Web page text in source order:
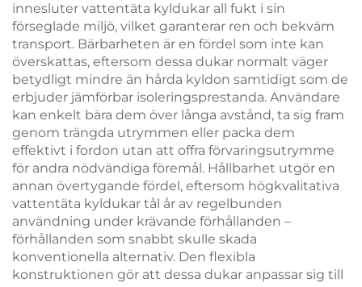
innesluter vattentäta kyldukar all fukt i sin
förseglade miljö, vilket garanterar ren och bekväm
transport. Bärbarheten är en fördel som inte kan
överskattas, eftersom dessa dukar normalt väger
betydligt mindre än hårda kyldon samtidigt som de
erbjuder jämförbar isoleringsprestanda. Användare
kan enkelt bära dem över långa avstånd, ta sig fram
genom trängda utrymmen eller packa dem
effektivt i fordon utan att offra förvaringsutrymme
för andra nödvändiga föremål. Hållbarhet utgör en
annan övertygande fördel, eftersom högkvalitativa
vattentäta kyldukar tål år av regelbunden
användning under krävande förhållanden –
förhållanden som snabbt skulle skada
konventionella alternativ. Den flexibla
konstruktionen gör att dessa dukar anpassar sig till